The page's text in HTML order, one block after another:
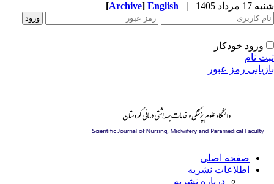
شنبه 17 مرداد 1405 |
English
[Archive]
ورود خودکار
ثبت نام
بازیابی رمز عبور
صفحه اصلی
اطلاعات نشریه
درباره نشریه